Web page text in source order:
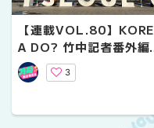
【連載VOL.80】KORE
A DO? 竹中記者番外編
【ソウル発 世界文化遺
産「河回村（ハフェマウ
3